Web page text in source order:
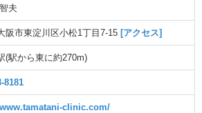
夫
阪市東淀川区小松1丁目7-15 [アクセス]
(駅から東に約270m)
8181
clinic.com/